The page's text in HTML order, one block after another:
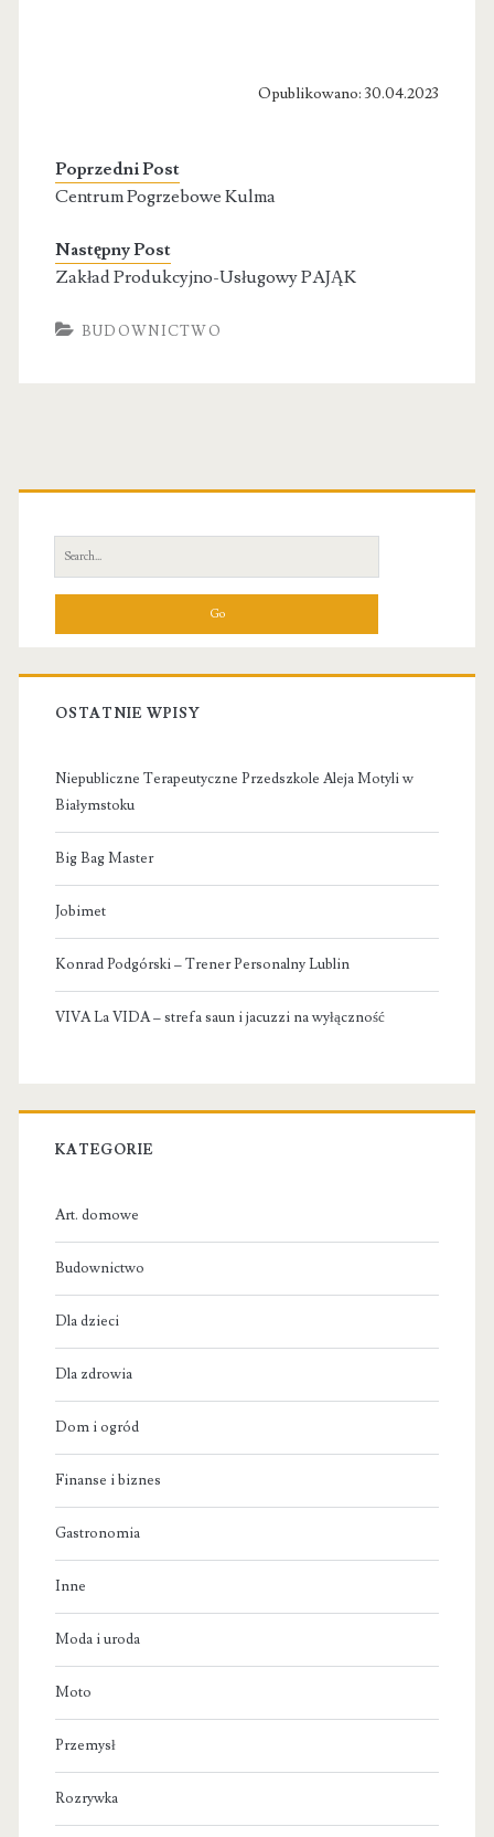
Opublikowano: 30.04.2023
Poprzedni Post
Centrum Pogrzebowe Kulma
Następny Post
Zakład Produkcyjno-Usługowy PAJĄK
BUDOWNICTWO
Primary
Sidebar
Search
for:
OSTATNIE WPISY
Niepubliczne Terapeutyczne Przedszkole Aleja Motyli w
Białymstoku
Big Bag Master
Jobimet
Konrad Podgórski – Trener Personalny Lublin
VIVA La VIDA – strefa saun i jacuzzi na wyłączność
KATEGORIE
Art. domowe
Budownictwo
Dla dzieci
Dla zdrowia
Dom i ogród
Finanse i biznes
Gastronomia
Inne
Moda i uroda
Moto
Przemysł
Rozrywka